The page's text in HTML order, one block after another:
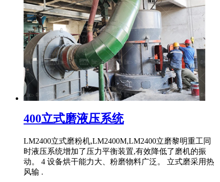
400立式磨液压系统
LM2400立式磨粉机,LM2400M,LM2400立磨黎明重工同
时液压系统增加了压力平衡装置,有效降低了磨机的振
动。 4 设备烘干能力大、粉磨物料广泛。 立式磨采用热
风输 .